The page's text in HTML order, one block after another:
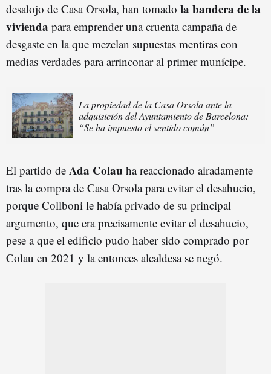
desalojo de Casa Orsola, han tomado la bandera de la
vivienda para emprender una cruenta campaña de
desgaste en la que mezclan supuestas mentiras con
medias verdades para arrinconar al primer munícipe.
La propiedad de la Casa Orsola ante la
adquisición del Ayuntamiento de Barcelona:
“Se ha impuesto el sentido común”
El partido de Ada Colau ha reaccionado airadamente
tras la compra de Casa Orsola para evitar el desahucio,
porque Collboni le había privado de su principal
argumento, que era precisamente evitar el desahucio,
pese a que el edificio pudo haber sido comprado por
Colau en 2021 y la entonces alcaldesa se negó.